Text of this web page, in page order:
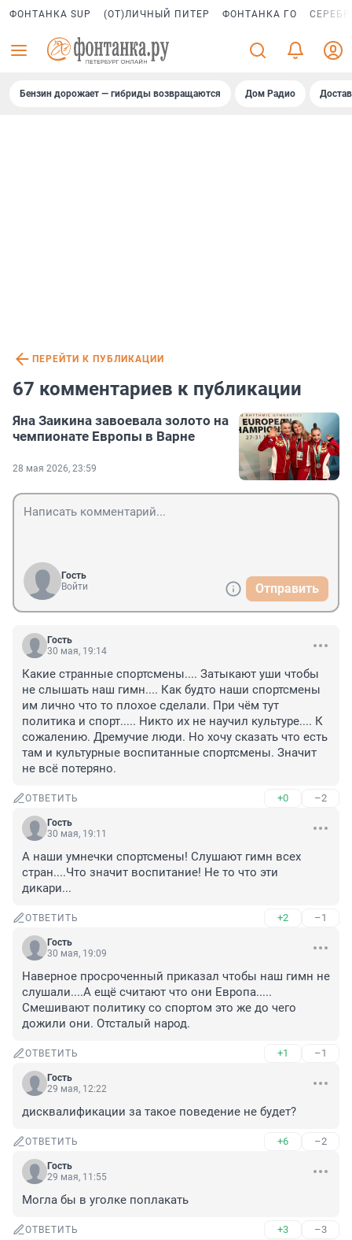
ФОНТАНКА SUP (ОТ)ЛИЧНЫЙ ПИТЕР ФОНТАНКА ГО
Бензин дорожает — гибриды возвращаются Дом Радио
ПЕРЕЙТИ К ПУБЛИКАЦИИ
67 комментариев к публикации
Яна Заикина завоевала золото на
чемпионате Европы в Варне
28 мая 2026, 23:59
Гость
Войти
Отправить
Гость
30 мая, 19:14
Какие странные спортсмены.... Затыкают уши чтобы
не слышать наш гимн.... Как будто наши спортсмены
им лично что то плохое сделали. При чём тут
политика и спорт..... Никто их не научил культуре.... К
сожалению. Дремучие люди. Но хочу сказать что есть
там и культурные воспитанные спортсмены. Значит
не всё потеряно.
ОТВЕТИТЬ +0 –2
Гость
30 мая, 19:11
А наши умнечки спортсмены! Слушают гимн всех
стран....Что значит воспитание! Не то что эти
дикари...
ОТВЕТИТЬ +2 –1
Гость
30 мая, 19:09
Наверное просроченный приказал чтобы наш гимн не
слушали....А ещё считают что они Европа.....
Смешивают политику со спортом это же до чего
дожили они. Отсталый народ.
ОТВЕТИТЬ +1 –1
Гость
29 мая, 12:22
дисквалификации за такое поведение не будет?
ОТВЕТИТЬ +6 –2
Гость
29 мая, 11:55
Могла бы в уголке поплакать
ОТВЕТИТЬ +3 –3